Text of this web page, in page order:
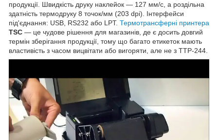
продукції. Швидкість друку наклейок — 127 мм/с, а роздільна
здатність термодруку 8 точок/мм (203 dpi). Інтерфейси
під'єднання: USB, RS232 або LPT. Термотрансферні принтера
TSC — це чудове рішення для магазинів, де є досить довгий
термін зберігання продукції, тому що багато етикеток мають
властивість з часом вицвітати або вигоряти, але не з TTP-244.